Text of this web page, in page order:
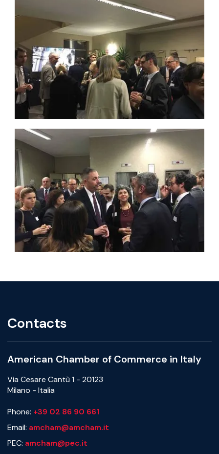
Contacts
American Chamber of Commerce in Italy
Via Cesare Cantù 1 - 20123
Milano - Italia
Phone: +39 02 86 90 661
Email: amcham@amcham.it
PEC: amcham@pec.it